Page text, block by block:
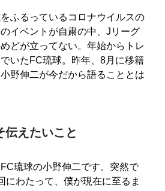
ふるっているコロナウイルスの
イベントが自粛の中、Jリーグ
どが立ってない。年始からトレ
いたFC琉球。昨年、8月に移籍
野伸二が今だから語ることとは
伝えたいこと
琉球の小野伸二です。突然で
にわたって、僕が現在に至るま